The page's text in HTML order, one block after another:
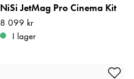
NiSi JetMag Pro Cinema Kit
Pris:8 099 kr
8 099 kr
I lager